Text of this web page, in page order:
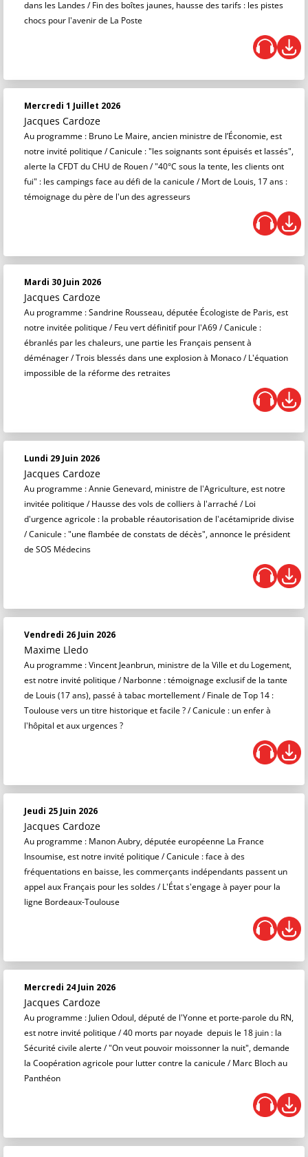
dans les Landes / Fin des boîtes jaunes, hausse des tarifs : les pistes
chocs pour l'avenir de La Poste
Mercredi 1 Juillet 2026
Jacques Cardoze
Au programme : Bruno Le Maire, ancien ministre de l’Économie, est
notre invité politique / Canicule : "les soignants sont épuisés et lassés",
alerte la CFDT du CHU de Rouen / "40°C sous la tente, les clients ont
fui" : les campings face au défi de la canicule / Mort de Louis, 17 ans :
témoignage du père de l'un des agresseurs
Mardi 30 Juin 2026
Jacques Cardoze
Au programme : Sandrine Rousseau, députée Écologiste de Paris, est
notre invitée politique / Feu vert définitif pour l'A69 / Canicule :
ébranlés par les chaleurs, une partie les Français pensent à
déménager / Trois blessés dans une explosion à Monaco / L'équation
impossible de la réforme des retraites
Lundi 29 Juin 2026
Jacques Cardoze
Au programme : Annie Genevard, ministre de l'Agriculture, est notre
invitée politique / Hausse des vols de colliers à l'arraché / Loi
d'urgence agricole : la probable réautorisation de l'acétamipride divise
/ Canicule : "une flambée de constats de décès", annonce le président
de SOS Médecins
Vendredi 26 Juin 2026
Maxime Lledo
Au programme : Vincent Jeanbrun, ministre de la Ville et du Logement,
est notre invité politique / Narbonne : témoignage exclusif de la tante
de Louis (17 ans), passé à tabac mortellement / Finale de Top 14 :
Toulouse vers un titre historique et facile ? / Canicule : un enfer à
l'hôpital et aux urgences ?
Jeudi 25 Juin 2026
Jacques Cardoze
Au programme : Manon Aubry, députée européenne La France
Insoumise, est notre invité politique / Canicule : face à des
fréquentations en baisse, les commerçants indépendants passent un
appel aux Français pour les soldes / L'État s'engage à payer pour la
ligne Bordeaux-Toulouse
Mercredi 24 Juin 2026
Jacques Cardoze
Au programme : Julien Odoul, député de l'Yonne et porte-parole du RN,
est notre invité politique / 40 morts par noyade depuis le 18 juin : la
Sécurité civile alerte / "On veut pouvoir moissonner la nuit", demande
la Coopération agricole pour lutter contre la canicule / Marc Bloch au
Panthéon